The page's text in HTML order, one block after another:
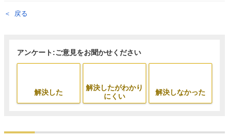
戻る
アンケート:ご意見をお聞かせください
解決した
解決したがわかり
にくい
解決しなかった